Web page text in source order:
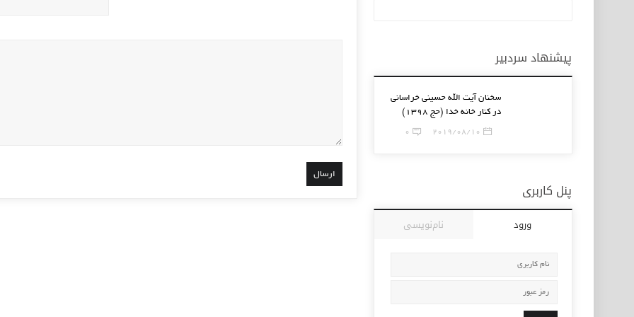
پیشنهاد سردبیر
سخنان آیت الله حسینی خراسانی
در کنار خانه خدا (حج ۱۳۹۸)
2019/08/10
0
پنل کاربری
ورود نام‌نویسی